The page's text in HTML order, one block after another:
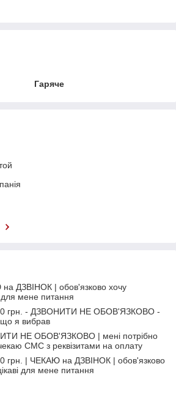
Гаряче
ДЗВІНОК | обов'язково хочу
для мене питання
грн. - ДЗВОНИТИ НЕ ОБОВ'ЯЗКОВО -
що я вибрав
НЕ ОБОВ'ЯЗКОВО | мені потрібно
СМС з реквізитами на оплату
грн. | ЧЕКАЮ на ДЗВІНОК | обов'язково
для мене питання